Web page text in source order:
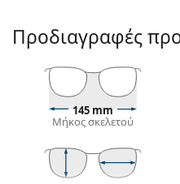
Δείτε πώς φαίνονται
με τη λειτουργία του
Lentiamo.
Σκελετός γυαλιών ηλίου
Το γκρι χρώμα του
γκρίζα, άσπρα ή
Οι τετράγωνοι
Προδιαγραφές
145 mm
Μήκος σκελετού